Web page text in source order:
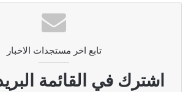
تابع اخر مستجدات الاخبار
اشترك في القائمة